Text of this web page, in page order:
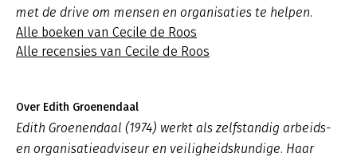
met de drive om mensen en organisaties te helpen.
Alle boeken van Cecile de Roos
Alle recensies van Cecile de Roos
Over Edith Groenendaal
Edith Groenendaal (1974) werkt als zelfstandig arbeids-
en organisatieadviseur en veiligheidskundige. Haar